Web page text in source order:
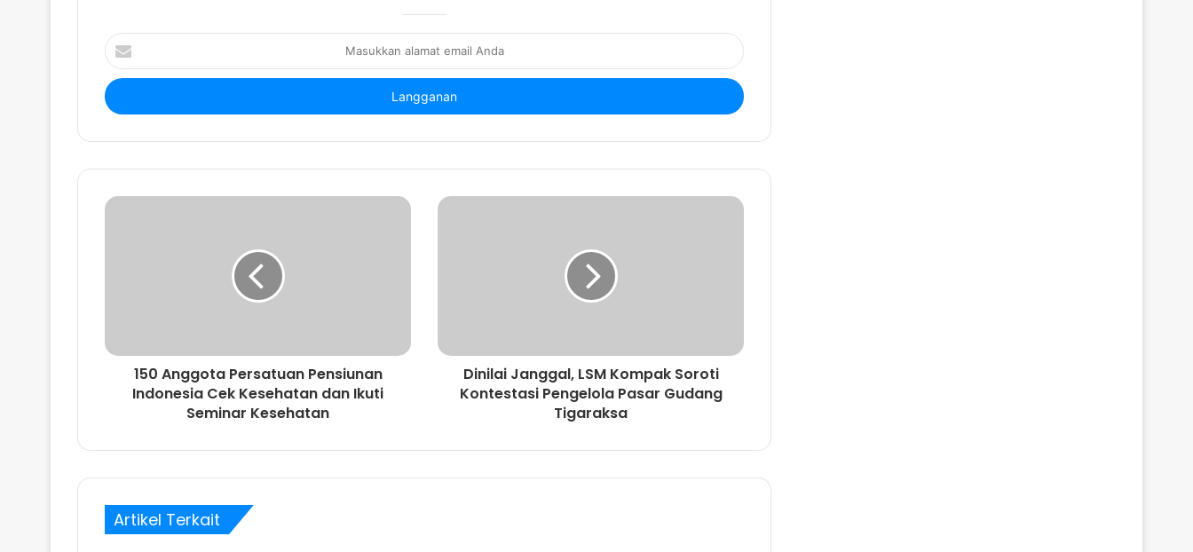
M
a
s
u
n
l
a
150 Anggota Persatuan Pensiunan
Indonesia Cek Kesehatan dan Ikuti
Seminar Kesehatan
Dinilai Janggal, LSM Kompak Soroti
Kontestasi Pengelola Pasar Gudang
Tigaraksa
Artikel Terkait